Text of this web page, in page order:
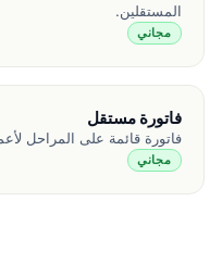
المستقلين.
مجاني
فاتورة مستقل
فاتورة قائمة على المراحل
مجاني